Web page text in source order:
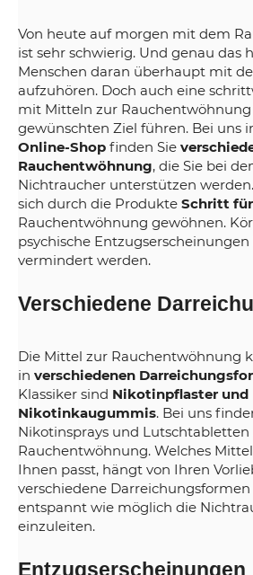
Von heute auf morgen mit dem
ist sehr schwierig. Und genau das
Menschen daran überhaupt mit
aufzuhören. Doch auch eine
mit Mitteln zur
gewünschten Ziel führen. Bei uns
Online-Shop finden Sie
Rauchentwöhnung, die Sie bei
Nichtraucher unterstützen
sich durch die Produkte Schritt
Rauchentwöhnung gewöhnen.
psychische
vermindert werden.
Verschiedene
Die Mittel zur Rauchentwöhnung
in verschiedenen
Klassiker sind Nikotinpflaster und
Nikotinkaugummis. Bei uns
Nikotinsprays und Lutschtabletten
Rauchentwöhnung. Welches
Ihnen passt, hängt von Ihren
verschiedene Darreichungsformen
entspannt wie möglich die
einzuleiten.
Entzugserscheinungen